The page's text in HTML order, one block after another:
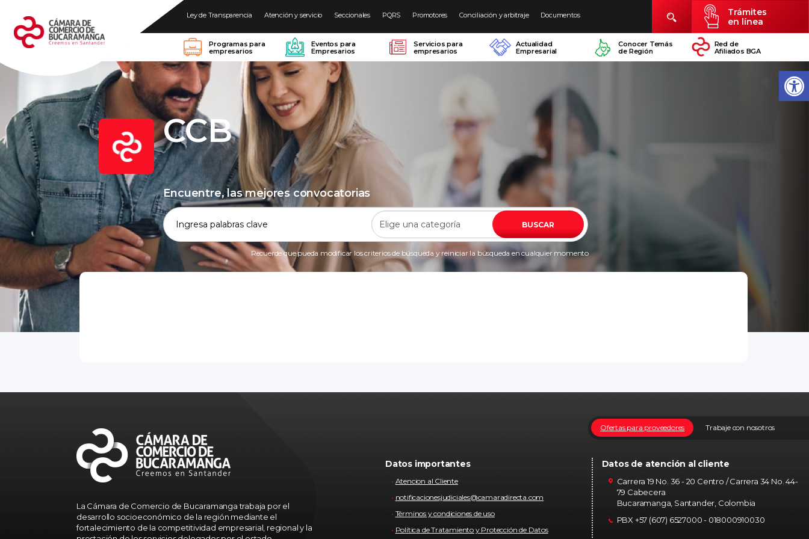
Ley de Transparencia Atención y servicio Seccionales PQRS Promotores Conciliación y arbitraje Documentos
Trámites
en línea
Programas para
empresarios
Eventos para
Empresarios
Servicios para
empresarios
Actualidad
Empresarial
Conocer Temás
de Región
Red de
Afiliados BGA
CCB
Encuentre, las mejores convocatorias
BUSCAR
Recuerde que pueda modificar los criterios de búsqueda y reiniciar la búsqueda en cualquier momento
La Cámara de Comercio de Bucaramanga trabaja por el
desarrollo socioeconómico de la región mediante el
fortalecimiento de la competitividad empresarial, regional y la
Trabaje con nosotros
Ofertas para proveedores
Datos importantes
Atencion al Cliente
notificacionesjudiciales@camaradirecta.com
Términos y condiciones de uso
Política de Tratamiento y Protección de Datos
Datos de atención al cliente
Carrera 19 No. 36 - 20 Centro / Carrera 34 No. 44-
79 Cabecera
Bucaramanga, Santander, Colombia
PBX +57 (607) 6527000 - 018000910030